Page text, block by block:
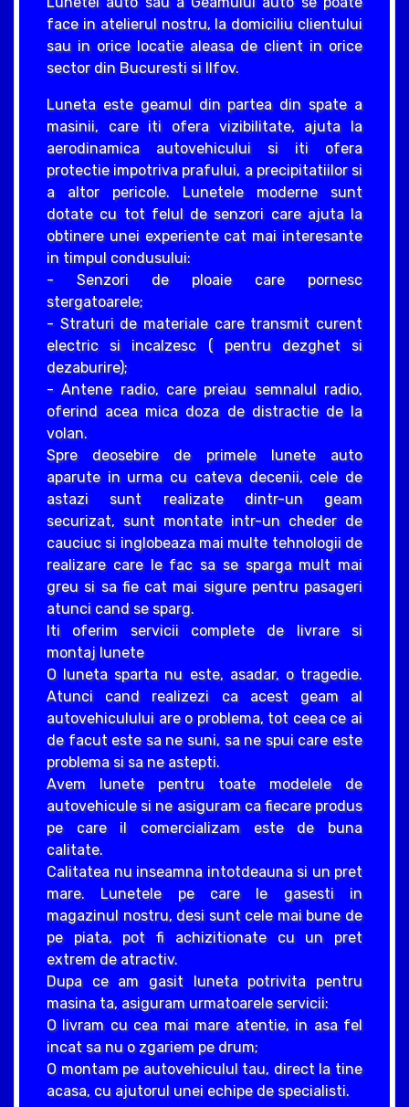
face in atelierul nostru, la domiciliu clientului
sau in orice locatie aleasa de client in orice
sector din Bucuresti si Ilfov.
Luneta este geamul din partea din spate a
masinii, care iti ofera vizibilitate, ajuta la
aerodinamica autovehicului si iti ofera
protectie impotriva prafului, a precipitatiilor si
a altor pericole. Lunetele moderne sunt
dotate cu tot felul de senzori care ajuta la
obtinere unei experiente cat mai interesante
in timpul condusului:
- Senzori de ploaie care pornesc
stergatoarele;
- Straturi de materiale care transmit curent
electric si incalzesc ( pentru dezghet si
dezaburire);
- Antene radio, care preiau semnalul radio,
oferind acea mica doza de distractie de la
volan.
Spre deosebire de primele lunete auto
aparute in urma cu cateva decenii, cele de
astazi sunt realizate dintr-un geam
securizat, sunt montate intr-un cheder de
cauciuc si inglobeaza mai multe tehnologii de
realizare care le fac sa se sparga mult mai
greu si sa fie cat mai sigure pentru pasageri
atunci cand se sparg.
Iti oferim servicii complete de livrare si
montaj lunete
O luneta sparta nu este, asadar, o tragedie.
Atunci cand realizezi ca acest geam al
autovehiculului are o problema, tot ceea ce ai
de facut este sa ne suni, sa ne spui care este
problema si sa ne astepti.
Avem lunete pentru toate modelele de
autovehicule si ne asiguram ca fiecare produs
pe care il comercializam este de buna
calitate.
Calitatea nu inseamna intotdeauna si un pret
mare. Lunetele pe care le gasesti in
magazinul nostru, desi sunt cele mai bune de
pe piata, pot fi achizitionate cu un pret
extrem de atractiv.
Dupa ce am gasit luneta potrivita pentru
masina ta, asiguram urmatoarele servicii:
O livram cu cea mai mare atentie, in asa fel
incat sa nu o zgariem pe drum;
O montam pe autovehiculul tau, direct la tine
acasa, cu ajutorul unei echipe de specialisti.